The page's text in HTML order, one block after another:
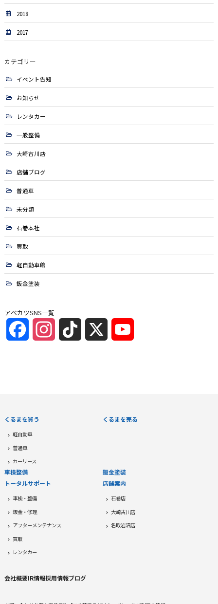
2018
2017
カテゴリー
イベント告知
お知らせ
レンタカー
一般整備
大崎古川店
店舗ブログ
普通車
未分類
石巻本社
買取
軽自動車館
鈑金塗装
アベカツSNS一覧
FacebookInstagramTikTok
くるまを買う
軽自動車
普通車
カーリース
くるまを売る
車検整備
鈑金塗装
トータルサポート
車検・整備
鈑金・修理
アフターメンテナンス
買取
レンタカー
店舗案内
石巻店
大崎古川店
名取岩沼店
会社概要IR情報採用情報ブログ